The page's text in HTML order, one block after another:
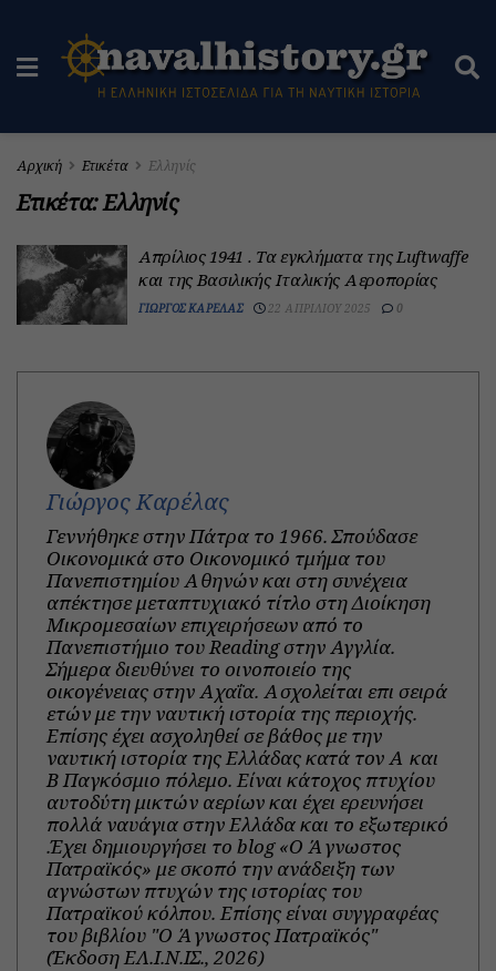
Αρχική Ετικέτα Ελληνίς
Ετικέτα:Ελληνίς
Απρίλιος 1941 . Τα εγκλήματα της Luftwaffe
και της Βασιλικής Ιταλικής Αεροπορίας
ΓΙΏΡΓΟΣ ΚΑΡΈΛΑΣ 22 ΑΠΡΙΛΊΟΥ 2025 0
Γιώργος Καρέλας
Γεννήθηκε στην Πάτρα το 1966. Σπούδασε
Οικονομικά στο Οικονομικό τμήμα του
Πανεπιστημίου Αθηνών και στη συνέχεια
απέκτησε μεταπτυχιακό τίτλο στη Διοίκηση
Μικρομεσαίων επιχειρήσεων από το
Πανεπιστήμιο του Reading στην Αγγλία.
Σήμερα διευθύνει το οινοποιείο της
οικογένειας στην Αχαΐα. Ασχολείται επι σειρά
ετών με την ναυτική ιστορία της περιοχής.
Επίσης έχει ασχοληθεί σε βάθος με την
ναυτική ιστορία της Ελλάδας κατά τον Α και
Β Παγκόσμιο πόλεμο. Είναι κάτοχος πτυχίου
αυτοδύτη μικτών αερίων και έχει ερευνήσει
πολλά ναυάγια στην Ελλάδα και το εξωτερικό
.Έχει δημιουργήσει το blog «Ο Άγνωστος
Πατραϊκός» με σκοπό την ανάδειξη των
αγνώστων πτυχών της ιστορίας του
Πατραϊκού κόλπου. Επίσης είναι συγγραφέας
του βιβλίου "Ο Άγνωστος Πατραϊκός"
(Έκδοση ΕΛ.Ι.Ν.ΙΣ., 2026)